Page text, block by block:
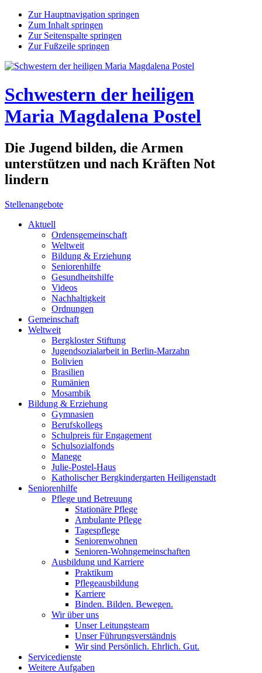
Zur Hauptnavigation springen
Zum Inhalt springen
Zur Seitenspalte springen
Zur Fußzeile springen
Schwestern der heiligen
Maria Magdalena Postel
Die Jugend bilden, die Armen
unterstützen und nach Kräften Not
lindern
Stellenangebote
Aktuell
Ordensgemeinschaft
Weltweit
Bildung & Erziehung
Seniorenhilfe
Gesundheitshilfe
Videos
Nachhaltigkeit
Ordnungen
Gemeinschaft
Weltweit
Bergkloster Stiftung
Jugendsozialarbeit in Berlin-Marzahn
Bolivien
Brasilien
Rumänien
Mosambik
Bildung & Erziehung
Gymnasien
Berufskollegs
Schulpreis für Engagement
Schulsozialfonds
Manege
Julie-Postel-Haus
Katholischer Bergkindergarten Heiligenstadt
Seniorenhilfe
Pflege und Betreuung
Stationäre Pflege
Ambulante Pflege
Tagespflege
Seniorenwohnen
Senioren-Wohn­ge­mein­schaf­ten
Ausbildung und Karriere
Praktikum
Pflegeausbildung
Karriere
Binden. Bilden. Bewegen.
Wir über uns
Unser Leitungsteam
Unser Führungsverständnis
Wir sind Persönlich. Ehrlich. Gut.
Servicedienste
Weitere Aufgaben